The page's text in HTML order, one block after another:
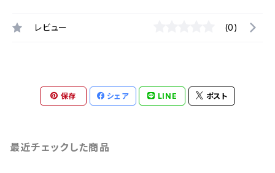
レビュー (0)
保存 シェア LINE ポスト
最近チェックした商品